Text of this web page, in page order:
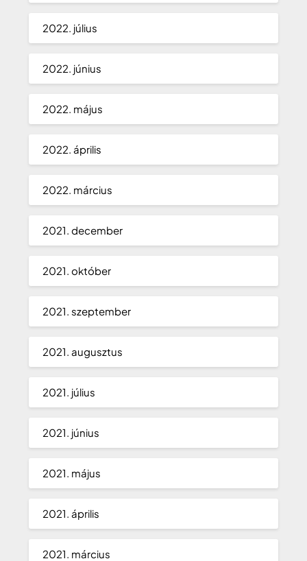
2022. július
2022. június
2022. május
2022. április
2022. március
2021. december
2021. október
2021. szeptember
2021. augusztus
2021. július
2021. június
2021. május
2021. április
2021. március